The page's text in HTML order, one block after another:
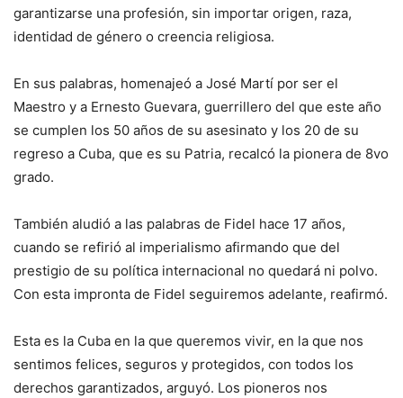
garantizarse una profesión, sin importar origen, raza,
identidad de género o creencia religiosa.
En sus palabras, homenajeó a José Martí por ser el
Maestro y a Ernesto Guevara, guerrillero del que este año
se cumplen los 50 años de su asesinato y los 20 de su
regreso a Cuba, que es su Patria, recalcó la pionera de 8vo
grado.
También aludió a las palabras de Fidel hace 17 años,
cuando se refirió al imperialismo afirmando que del
prestigio de su política internacional no quedará ni polvo.
Con esta impronta de Fidel seguiremos adelante, reafirmó.
Esta es la Cuba en la que queremos vivir, en la que nos
sentimos felices, seguros y protegidos, con todos los
derechos garantizados, arguyó. Los pioneros nos